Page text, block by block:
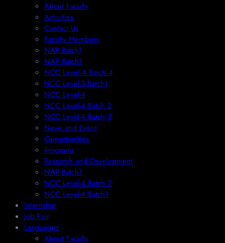
About Faculty
Activities
Contact Us
Faculty Members
NAP Batch1
NAP Batch1
NCC Level 4 Batch 4
NCC Level-3 Batch1
NCC Level-4
NCC Level-4 Batch 2
NCC Level-4 Batch 3
News and Event
Opportunities
Programs
Research and Development
NAP Batch1
NCC Level-4 Batch 2
NCC Level-4 Batch1​
Internship
Job Fair
Languages
About Faculty